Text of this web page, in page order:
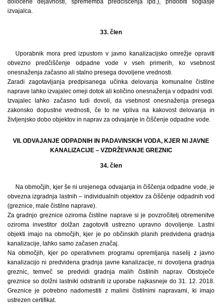
izvajalca.
33. člen
Uporabnik mora pred izpustom v javno kanalizacijsko omrežje opraviti
obvezno predčiščenje odpadne vode v vseh primerih, ko vsebnost
onesnaženja začasno ali stalno presega dovoljene vrednosti.
Zaradi zagotavljanja predpisanega učinka delovanja komunalne čistilne
naprave lahko izvajalec omeji dotok ali količino onesnaženja v odpadni vodi.
Izvajalec lahko začasno tudi dovoli, da vsebnost onesnaženja presega
zakonsko dopustne vrednosti, če to ne vpliva na kakovost delovanja in
življenjsko dobo objektov in naprav za odvajanje in čiščenje odpadne vode.
VII. ODVAJANJE ODPADNIH IN PADAVINSKIH VODA, KJER NI JAVNE
KANALIZACIJE – VZDRŽEVANJE GREZNIC
34. člen
Na območjih, kjer še ni urejenega odvajanja in čiščenja odpadne vode, je
obvezna izgradnja lastnih – individualnih objektov za čiščenje odpadnih vod
(greznice, male čistilne naprave).
Za gradnjo greznice oziroma čistilne naprave si je povzročitelj obremenitve
oziroma investitor dolžan zagotoviti ustrezno upravno dovoljenje. Lastni
objekti imajo na območjih, kjer je po občinskih planih predvidena gradnja
kanalizacije, lahko samo začasen značaj.
Na območjih, kjer po operativnem programu opremljanja naselij z javno
kanalizacijo ni predvidena gradnja javne kanalizacije, ni dovoljena gradnja
greznic, temveč se predvidi gradnja malih čistilnih naprav. Obstoječe
greznice so dolžni lastniki odstraniti iz uporabe najkasneje do 31. 12. 2018.
Greznice je potrebno nadomestiti z malimi čistilnimi napravami, ki imajo
ustrezen certifikat.